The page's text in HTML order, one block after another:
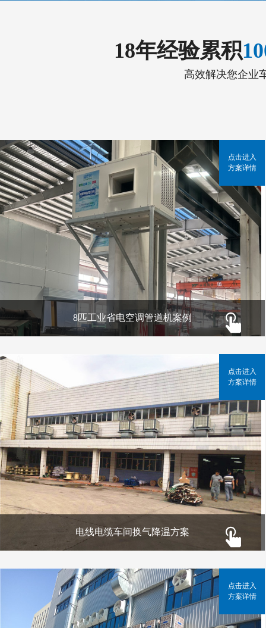
18年经验累积
高效解决您企业
8匹工业省电空调管道机案例
点击进入
方案详情
电线电缆车间换气降温方案
点击进入
方案详情
点击进入
方案详情